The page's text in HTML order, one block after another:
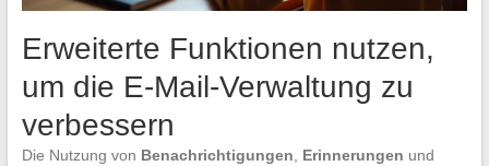
Erweiterte Funktionen nutzen,
um die E-Mail-Verwaltung zu
verbessern
Die Nutzung von Benachrichtigungen, Erinnerungen und